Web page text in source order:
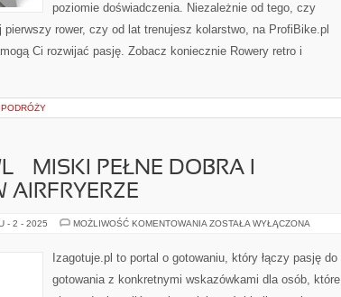
poziomie doświadczenia. Niezależnie od tego, czy
rower, czy od lat trenujesz kolarstwo, na ProfiBike.pl
Ci rozwijać pasję. Zobacz koniecznie Rowery retro i
– MISKI PEŁNE DOBRA I
AIRFRYERZE
- 2 - 2025 MOŻLIWOŚĆ KOMENTOWANIA LUNCH
MISKI
DOBRA
ZOSTAŁA WYŁĄCZONA
Izagotuje.pl to portal o gotowaniu, który łączy pasję do
gotowania z konkretnymi wskazówkami dla osób, które